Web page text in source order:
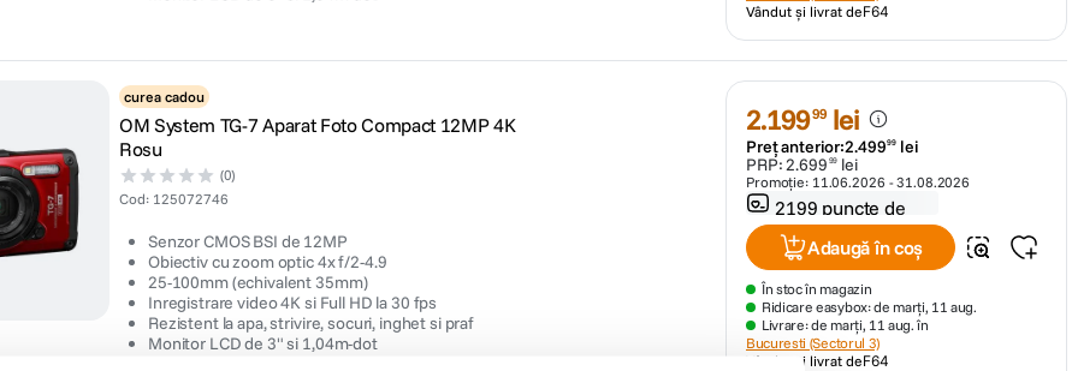
Vândut și livrat deF64
curea cadou
OM System TG-7 Aparat Foto Compact 12MP 4K
Rosu
(0)
Cod: 125072746
Senzor CMOS BSI de 12MP
Obiectiv cu zoom optic 4x f/2-4.9
25-100mm (echivalent 35mm)
Inregistrare video 4K si Full HD la 30 fps
Rezistent la apa, strivire, socuri, inghet si praf
Monitor LCD de 3" si 1,04m-dot
2.19999 lei
Preț anterior:2.49999 lei
PRP:2.699 99 lei
Promoție: 11.06.2026 -31.08.2026
2199 puncte de
fidelitate
Adaugă în coș
În stoc în magazin
Ridicare easybox: de marți, 11 aug.
Livrare: de marți, 11 aug. în
Bucuresti (Sectorul 3)
Vândut și livrat deF64